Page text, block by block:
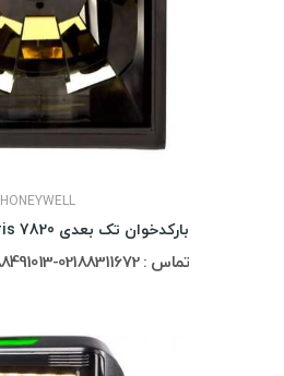
HONEYWELL
تماس : 02188311672-02188491013